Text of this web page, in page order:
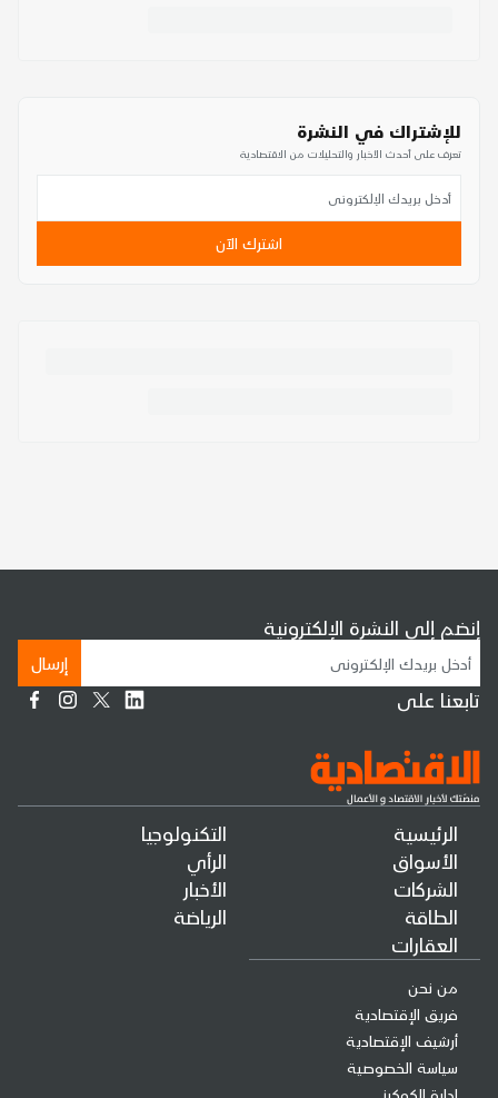
للإشتراك في النشرة
تعرف على أحدث الأخبار والتحليلات من الاقتصادية
اشترك الآن
الرئيسية
الأسواق
الشركات
الطاقة
العقارات
التكنولوجيا
الرأي
الأخبار
الرياضة
من نحن
فريق الإقتصادية
أرشيف الإقتصادية
سياسة الخصوصية
إنضم إلى النشرة الإلكترونية
إرسال
تابعنا على